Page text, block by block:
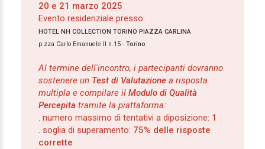
20 e 21 marzo 2025
Evento residenziale presso:
HOTEL NH COLLECTION TORINO PIAZZA CARLINA
p.zza Carlo Emanuele II n.15 - Torino
Al termine dell'incontro, i partecipanti dovranno
sostenere un Test di Valutazione a risposta
multipla e compilare il Modulo di Qualità
Percepita tramite la piattaforma:
. numero massimo di tentativi a diposizione: 1
. soglia di superamento: 75% delle risposte
corrette